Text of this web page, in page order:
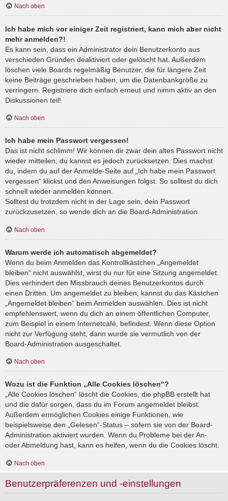
Nach oben
Ich habe mich vor einiger Zeit registriert, kann mich aber nicht
mehr anmelden?!
Es kann sein, dass ein Administrator dein Benutzerkonto aus
verschieden Gründen deaktiviert oder gelöscht hat. Außerdem
löschen viele Boards regelmäßig Benutzer, die für längere Zeit
keine Beiträge geschrieben haben, um die Datenbankgröße zu
verringern. Registriere dich einfach erneut und nimm aktiv an den
Diskussionen teil!
Nach oben
Ich habe mein Passwort vergessen!
Das ist nicht schlimm! Wir können dir zwar dein altes Passwort nicht
wieder mitteilen, du kannst es jedoch zurücksetzen. Dies machst
du, indem du auf der Anmelde-Seite auf „Ich habe mein Passwort
vergessen“ klickst und den Anweisungen folgst. So solltest du dich
schnell wieder anmelden können.
Solltest du trotzdem nicht in der Lage sein, dein Passwort
zurückzusetzen, so wende dich an die Board-Administration.
Nach oben
Warum werde ich automatisch abgemeldet?
Wenn du beim Anmelden das Kontrollkästchen „Angemeldet
bleiben“ nicht auswählst, wirst du nur für eine Sitzung angemeldet.
Dies verhindert den Missbrauch deines Benutzerkontos durch
einen Dritten. Um angemeldet zu bleiben, kannst du das Kästchen
„Angemeldet bleiben“ beim Anmelden auswählen. Dies ist nicht
empfehlenswert, wenn du dich an einem öffentlichen Computer,
zum Beispiel in einem Internetcafé, befindest. Wenn diese Option
nicht zur Verfügung steht, dann wurde sie vermutlich von der
Board-Administration ausgeschaltet.
Nach oben
Wozu ist die Funktion „Alle Cookies löschen“?
„Alle Cookies löschen“ löscht die Cookies, die phpBB erstellt hat
und die dafür sorgen, dass du im Forum angemeldet bleibst.
Außerdem ermöglichen Cookies einige Funktionen, wie
beispielsweise den „Gelesen“-Status – sofern sie von der Board-
Administration aktiviert wurden. Wenn du Probleme bei der An-
oder Abmeldung hast, kann es helfen, wenn du die Cookies löscht.
Nach oben
Benutzerpräferenzen und -einstellungen